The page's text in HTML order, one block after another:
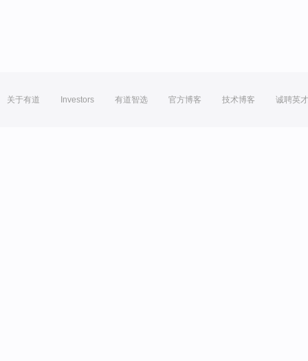
关于有道 Investors 有道智选 官方博客 技术博客 诚聘英才